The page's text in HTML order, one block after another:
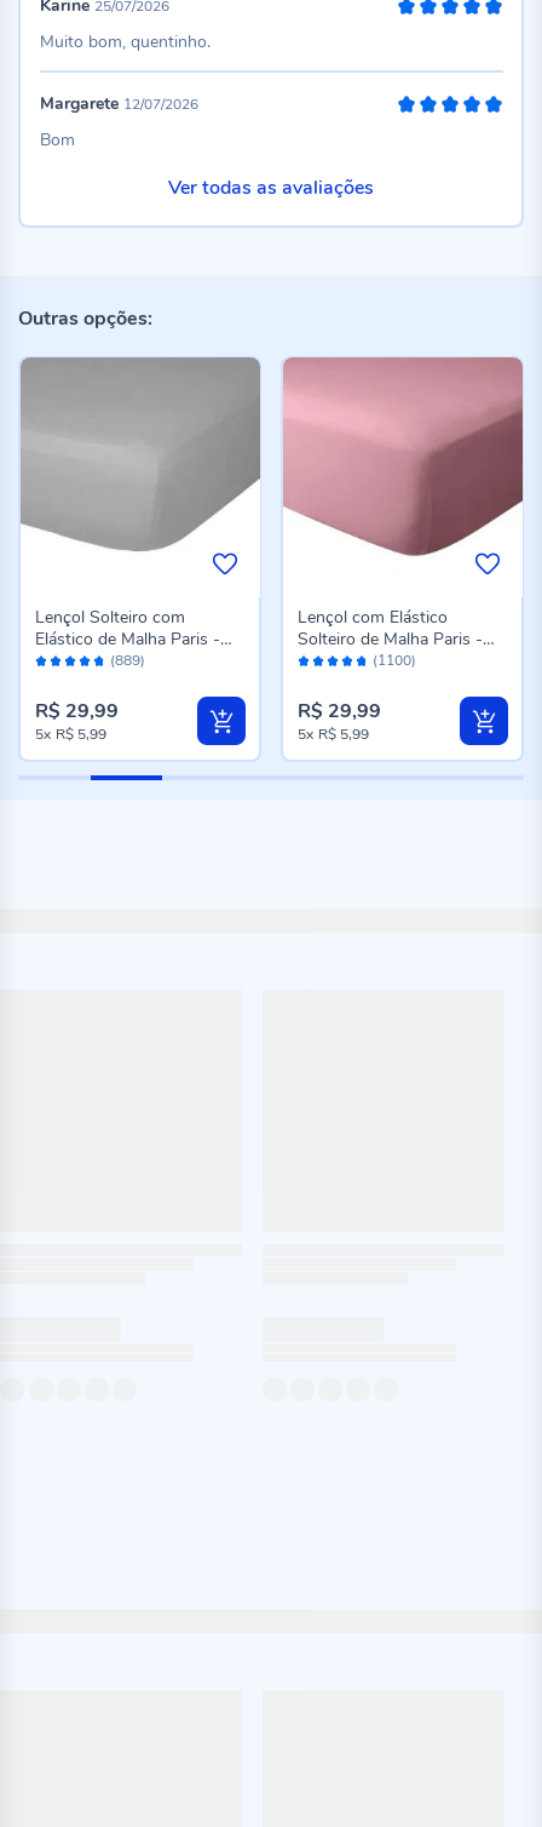
Karine 25/07/2026
Muito bom, quentinho.
Margarete 12/07/2026
Bom
Ver todas as avaliações
Outras opções:
Avaliação: (889)
Lençol Solteiro com
Elástico de Malha Paris -
Cinza
R$ 29,99
5x R$ 5,99
Avaliação: (1100)
Lençol com Elástico
Solteiro de Malha Paris -
Rosa Cravo
R$ 29,99
5x R$ 5,99